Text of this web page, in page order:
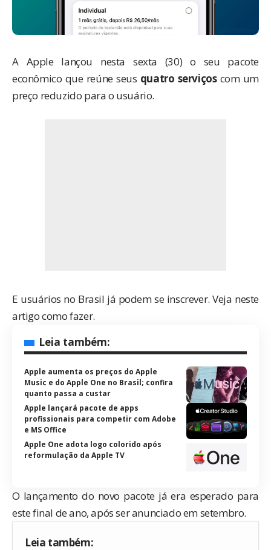
A Apple lançou nesta sexta (30) o seu pacote
econômico que reúne seus quatro serviçoscom um
preço reduzido para o usuário.
E usuários no Brasil já podem se inscrever. Veja neste
artigo como fazer.
Leia também:
Apple aumenta os preços do Apple
Music e do Apple One no Brasil; confira
quanto passa a custar
Apple lançará pacote de apps
profissionais para competir com Adobe
e MS Office
Apple One adota logo colorido após
reformulação da Apple TV
O lançamento do novo pacote já era esperado para
este final de ano, após ser anunciado em setembro.
Leia também: